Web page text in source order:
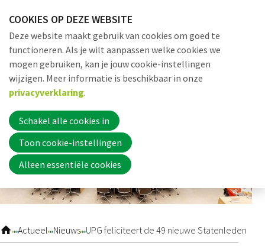
links
over
Jump
to
navigation
to
main
content
Actueel Nieuws UPG feliciteert de 49 nieuwe Statenleden
Word nu lid
COOKIES OP DEZE WEBSITE
Deze website maakt gebruik van cookies om goed te
functioneren. Als je wilt aanpassen welke cookies we
mogen gebruiken, kan je jouw cookie-instellingen
wijzigen. Meer informatie is beschikbaar in onze
privacyverklaring.
Schakel alle cookies in
Toon cookie-instellingen
Alleen essentiële cookies